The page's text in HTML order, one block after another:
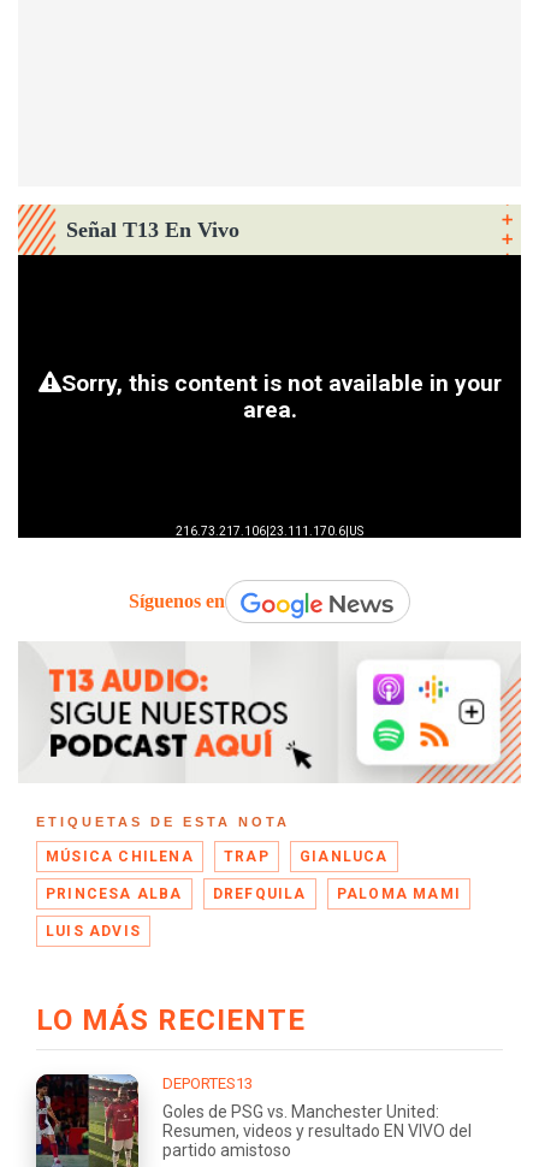
Señal T13 En Vivo
Síguenos en
ETIQUETAS DE ESTA NOTA
MÚSICA CHILENA TRAP GIANLUCA
PRINCESA ALBA DREFQUILA PALOMA MAMI
LUIS ADVIS
LO MÁS RECIENTE
DEPORTES13
Goles de PSG vs. Manchester United:
Resumen, videos y resultado EN VIVO del
partido amistoso